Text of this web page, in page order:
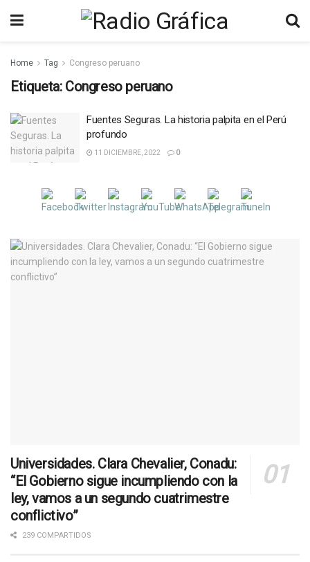
Home Tag Congreso peruano
Etiqueta: Congreso peruano
Fuentes Seguras. La historia palpita en el Perú
profundo
11 DICIEMBRE, 2022 0
Universidades. Clara Chevalier, Conadu:
“El Gobierno sigue incumpliendo con la
ley, vamos a un segundo cuatrimestre
conflictivo”
239 COMPARTIDOS